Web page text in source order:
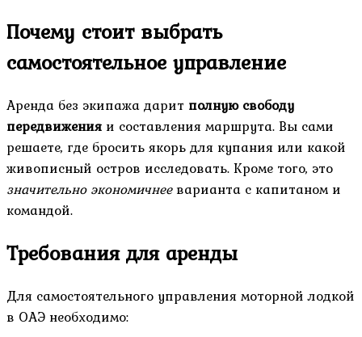
Почему стоит выбрать
самостоятельное управление
Аренда без экипажа дарит полную свободу
передвижения и составления маршрута. Вы сами
решаете, где бросить якорь для купания или какой
живописный остров исследовать. Кроме того, это
значительно экономичнееварианта с капитаном и
командой.
Требования для аренды
Для самостоятельного управления моторной лодкой
в ОАЭ необходимо: